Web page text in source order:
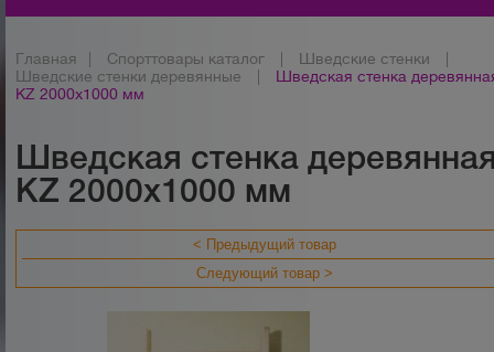
Главная Спорттовары каталог Шведские стенки
Шведские стенки деревянные
Шведская стенка
KZ 2000х1000 мм
Шведская стенка
KZ 2000х1000 мм
< Предыдущий товар
Следующий товар >